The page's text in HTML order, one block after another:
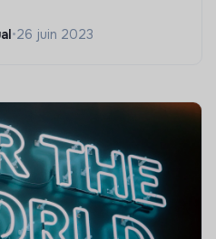
•26 juin 2023